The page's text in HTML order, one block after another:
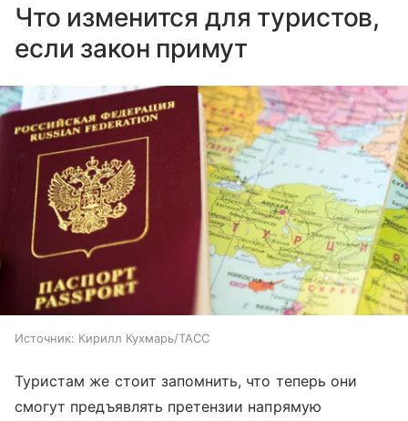
Что изменится для туристов,
если закон примут
Источник: Кирилл Кухмарь/ТАСС
Туристам же стоит запомнить, что теперь они
смогут предъявлять претензии напрямую